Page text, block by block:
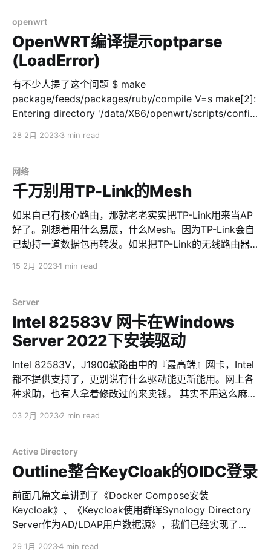
1，刷入TF卡上的系统
3、Windows安装VMware Converter或者Disk2vhd，用
来创建P2V的镜像。 4、Windows导入注册表
mergeide.reg 5、创建物理机镜像。可以用第3步提到的
两个工具（用一个就够了，看个人喜好选择，Disk2vhd比
较瘦身）。参考截图 6、把创建好的.vhdx或者.vmdk丢到
PVE可以访问到的地方。比如NAS、比如PVE本地磁盘。
7、把虚拟盘转换成qcow2格式并导入虚拟机 我们假设
/path/to/vm/image/100
openwrt
OpenWRT编译提示optparse
(LoadError)
有不少人提了这个问题 $ make
package/feeds/packages/ruby/compile V=s make[2]:
Entering directory '/data/X86/openwrt/scripts/config'
directory '/data/X86/openwrt/scripts/config' time:
28 2月 20233 min read
网络
千万别用TP-Link的Mesh
如果自己有核心路由，那就老老实实把TP-Link用来当AP
好了。别想着用什么易展，什么Mesh。因为TP-Link会自
己劫持一道数据包再转发。如果把TP-Link的无线路由器
口，忽略掉子交换机本身的网线出口。 话不多说，直接上
的数据包劫持，特别是流量很大的交换机，延迟很厉害 从
子交换机摘掉TP-Link无线路由后，易展主无线路由会劫
持整个局域网，造成3.x ms的延迟 整个局域网把易展功能
去掉，TP-Link的无线路由只当做纯AP使用 这才像是一个
正常的局域网。
15 2月 20231 min read
Server
Intel 82583V 网卡在Windows
Server 2022下安装驱动
Intel 82583V，J1900软路由中的『最高端』网卡，Intel
都不提供支持了，更别说有什么驱动能更新能用。网上各
种求助，也有人拿着修改过的来卖钱。 其实不用这么麻
键，选『更新驱动程序』 选『浏览我的电脑以查找驱动程
选『网络适配器』 左侧厂商选择『Intel Corporation』，
右侧型号选择『Intel(R) 82580 Gigabit Network
Connection』 弹出的警告里面选『是』 安装完毕，愉快
的玩耍吧 连接使用一切正常
03 2月 20232 min read
Active Directory
Outline整合KeyCloak的OIDC登录
前面几篇文章讲到了《Docker Compose安装
Keycloak》、《Keycloak使用群晖Synology Directory
Server作为AD/LDAP用户数据源》，我们已经实现了
29 1月 20234 min read